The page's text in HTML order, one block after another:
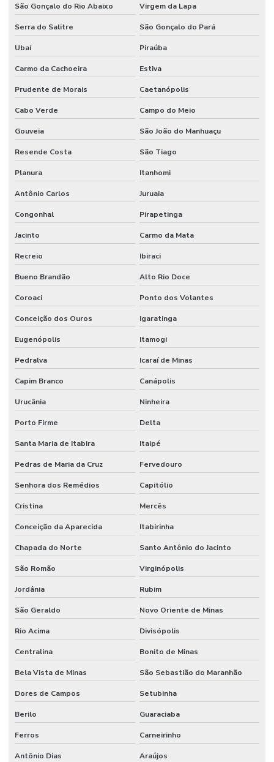
São Gonçalo do Rio Abaixo Virgem da Lapa
Serra do Salitre São Gonçalo do Pará
Ubaí Piraúba
Carmo da Cachoeira Estiva
Prudente de Morais Caetanópolis
Cabo Verde Campo do Meio
Gouveia São João do Manhuaçu
Resende Costa São Tiago
Planura Itanhomi
Antônio Carlos Juruaia
Congonhal Pirapetinga
Jacinto Carmo da Mata
Recreio Ibiraci
Bueno Brandão Alto Rio Doce
Coroaci Ponto dos Volantes
Conceição dos Ouros Igaratinga
Eugenópolis Itamogi
Pedralva Icaraí de Minas
Capim Branco Canápolis
Urucânia Ninheira
Porto Firme Delta
Santa Maria de Itabira Itaipé
Pedras de Maria da Cruz Fervedouro
Senhora dos Remédios Capitólio
Cristina Mercês
Conceição da Aparecida Itabirinha
Chapada do Norte Santo Antônio do Jacinto
São Romão Virginópolis
Jordânia Rubim
São Geraldo Novo Oriente de Minas
Rio Acima Divisópolis
Centralina Bonito de Minas
Bela Vista de Minas São Sebastião do Maranhão
Dores de Campos Setubinha
Berilo Guaraciaba
Ferros Carneirinho
Antônio Dias Araújos